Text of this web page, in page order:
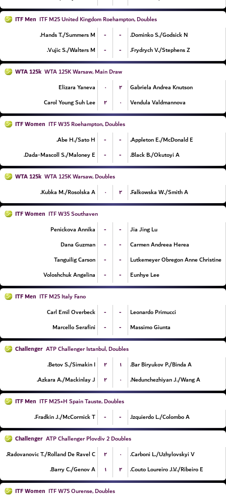
ITF Men ITF M25 United Kingdom Roehampton, Doubles
Hands T./Summers M.
- -
Dominko S./Godsick N.
Vujic S./Walters M.
- - Frydrych V./Stephens Z.
WTA 125k WTA 125K Warsaw, Main Draw
Elizara Yaneva
۰ ۲
Gabriela Andrea Knutson
Carol Young Suh Lee
۲ ۰ Vendula Valdmannova
ITF Women ITF W35 Roehampton, Doubles
Abe H./Sato H.
- -
Appleton E./McDonald E.
Dada-Mascoll S./Maloney E.
- - Black B./Okutoyi A.
WTA 125k WTA 125K Warsaw, Doubles
Kubka M./Rosolska A.
۰ ۲ Falkowska W./Smith A.
ITF Women ITF W35 Southaven
Penickova Annika
- -
Jia Jing Lu
Dana Guzman
- -
Carmen Andreea Herea
Tanguilig Carson
- -
Lutkemeyer Obregon Anne Christine
Voloshchuk Angelina
- - Eunhye Lee
ITF Men ITF M25 Italy Fano
Carl Emil Overbeck
- -
Leonardo Primucci
Marcello Serafini
- - Massimo Giunta
Challenger ATP Challenger Istanbul, Doubles
Betov S./Simakin I.
۲ ۱
Bar Biryukov P./Binda A.
Azkara A./Mackinlay J.
۲ ۰ Nedunchezhiyan J./Wang A.
ITF Men ITF M25+H Spain Tauste, Doubles
Fradkin J./McCormick T.
- - Izquierdo L./Colombo A.
Challenger ATP Challenger Plovdiv 2 Doubles
Radovanovic T./Rolland De Ravel C.
۲ ۰
Carboni L./Uzhylovskyi V.
Barry C./Genov A.
۱ ۲ Couto Loureiro J.V./Ribeiro E.
ITF Women ITF W75 Ourense, Doubles